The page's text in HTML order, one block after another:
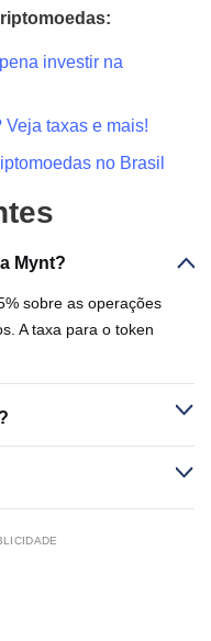
investir na
taxas e mais!
no Brasil
Mynt?
sobre as operações
A taxa para o token